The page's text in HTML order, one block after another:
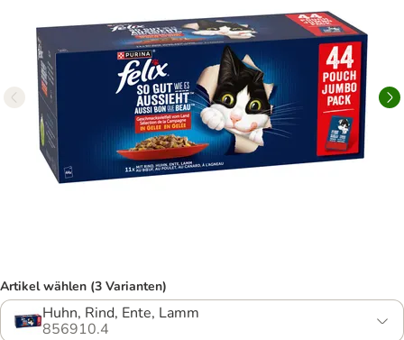
Artikel wählen (3 Varianten)
Huhn, Rind, Ente, Lamm
856910.4